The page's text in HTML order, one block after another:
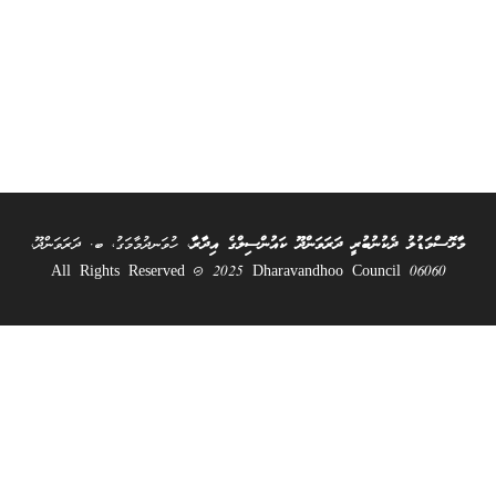
މާޅޮސްމަޑުލު ދެކުނުބުރީ ދަރަވަންދޫ ކައުންސިލްގެ އިދާރާ، ހުވަނދުމާމަގު، ބ. ދަރަވަންދޫ،
06060 All Rights Reserved @ 2025 Dharavandhoo Council